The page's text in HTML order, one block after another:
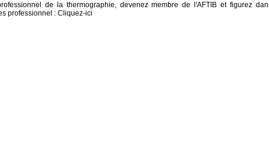
de la thermographie, devenez membre de l'AFTIB et figurez
professionnel : Cliquez-ici